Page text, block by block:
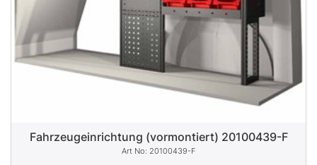
Fahrzeugeinrichtung (vormontiert) 20100439-F
20100439-F